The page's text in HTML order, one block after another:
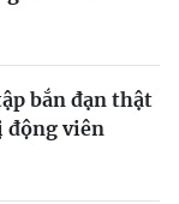
bắn đạn thật
động viên